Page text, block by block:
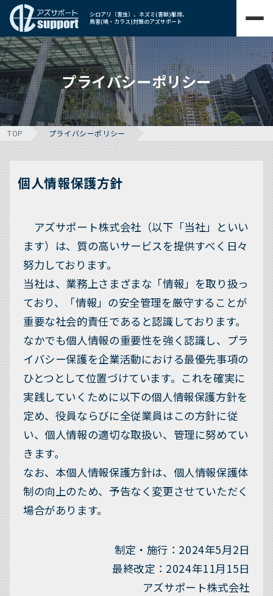
シロアリ（害虫）、ネズミ(害獣)駆除、
鳥害(鳩・カラス)対策のアズサポート
プライバシーポリシー
TOP プライバシーポリシー
個人情報保護方針
アズサポート株式会社（以下「当社」といい
ます）は、質の高いサービスを提供すべく日々
努力しております。
当社は、業務上さまざまな「情報」を取り扱っ
ており、「情報」の安全管理を厳守することが
重要な社会的責任であると認識しております。
なかでも個人情報の重要性を強く認識し、プラ
イバシー保護を企業活動における最優先事項の
ひとつとして位置づけています。これを確実に
実践していくために以下の個人情報保護方針を
定め、役員ならびに全従業員はこの方針に従
い、個人情報の適切な取扱い、管理に努めてい
きます。
なお、本個人情報保護方針は、個人情報保護体
制の向上のため、予告なく変更させていただく
場合があります。
制定・施行：2024年5月2日
最終改定：2024年11月15日
アズサポート株式会社